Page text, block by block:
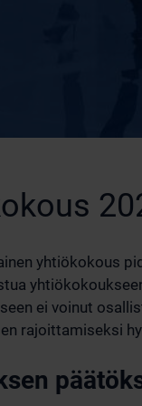
yhtiökokous
ei voinut
rajoittamiseksi